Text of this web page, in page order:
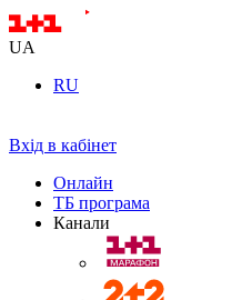
UA
RU
Вхід в кабінет
Онлайн
ТБ програма
Канали